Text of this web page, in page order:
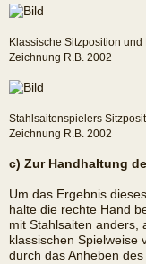
Klassische Sitzposition und
Zeichnung R.B. 2002
Stahlsaitenspielers
Zeichnung R.B. 2002
c) Zur Handhaltung
Um das Ergebnis
halte die rechte Hand
mit Stahlsaiten anders,
klassischen Spielweise
durch das Anheben